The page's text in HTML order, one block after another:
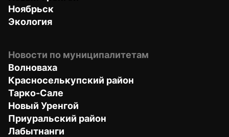
Ноябрьск
Экология
Новости по муниципалитетам
Волноваха
Красноселькупский район
Тарко-Сале
Новый Уренгой
Приуральский район
Лабытнанги